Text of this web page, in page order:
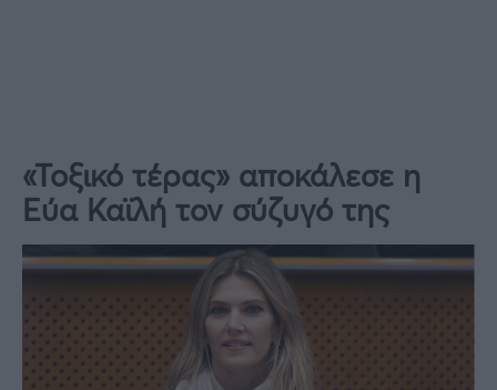
«Τοξικό τέρας» αποκάλεσε η
Εύα Καϊλή τον σύζυγό της